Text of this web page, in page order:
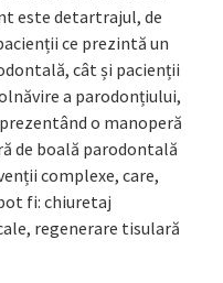
este detartrajul, de
ce prezintă un
cât și pacienții
a parodonțiului,
o manoperă
de boală parodontală
complexe, care,
fi: chiuretaj
regenerare tisulară